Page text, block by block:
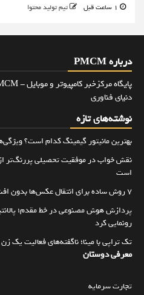
تیم تولید محتوا
درباره PMCM
دنیای فناوری
نوشته‌های تازه
بهترین مانیتور گیمینگ کدام است؟ ویژگی‌های
نقش خواب در موفقیت تحصیلی پررنگ‌تر
است
۷ روش ساده برای انتقال عکس‌ها بدون افت کیفیت
پردازش هوش مصنوعی در خط مقدم؛
رونمایی کرد
تک تراپی با مینا؛ ناگفته‌های فعالیت یک
معرفی دوستان
تجارت سرمایه